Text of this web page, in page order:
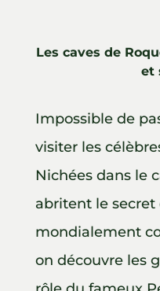
Les caves de
et
Impossible de
visiter les
Nichées dans le
abritent le secret
mondialement
on découvre les